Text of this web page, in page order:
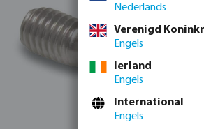
Nederlands
Verenigd
Engels
Ierland
Engels
International
Engels